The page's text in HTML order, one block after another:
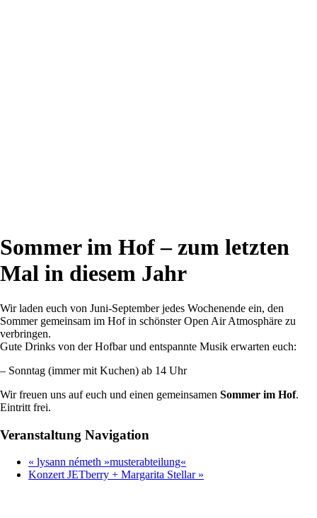
Sommer im Hof – zum letzten
Mal in diesem Jahr
Wir laden euch von Juni-September jedes Wochenende ein, den
Sommer gemeinsam im Hof in schönster Open Air Atmosphäre zu
verbringen.
Gute Drinks von der Hofbar und entspannte Musik erwarten euch:
– Sonntag (immer mit Kuchen) ab 14 Uhr
Wir freuen uns auf euch und einen gemeinsamen Sommer im Hof.
Eintritt frei.
Veranstaltung Navigation
« lysann németh »musterabteilung«
Konzert JETberry + Margarita Stellar »